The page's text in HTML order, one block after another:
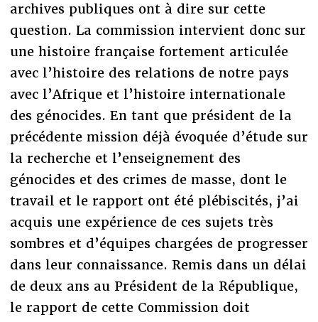
archives publiques ont à dire sur cette
question. La commission intervient donc sur
une histoire française fortement articulée
avec l’histoire des relations de notre pays
avec l’Afrique et l’histoire internationale
des génocides. En tant que président de la
précédente mission déjà évoquée d’étude sur
la recherche et l’enseignement des
génocides et des crimes de masse, dont le
travail et le rapport ont été plébiscités, j’ai
acquis une expérience de ces sujets très
sombres et d’équipes chargées de progresser
dans leur connaissance. Remis dans un délai
de deux ans au Président de la République,
le rapport de cette Commission doit